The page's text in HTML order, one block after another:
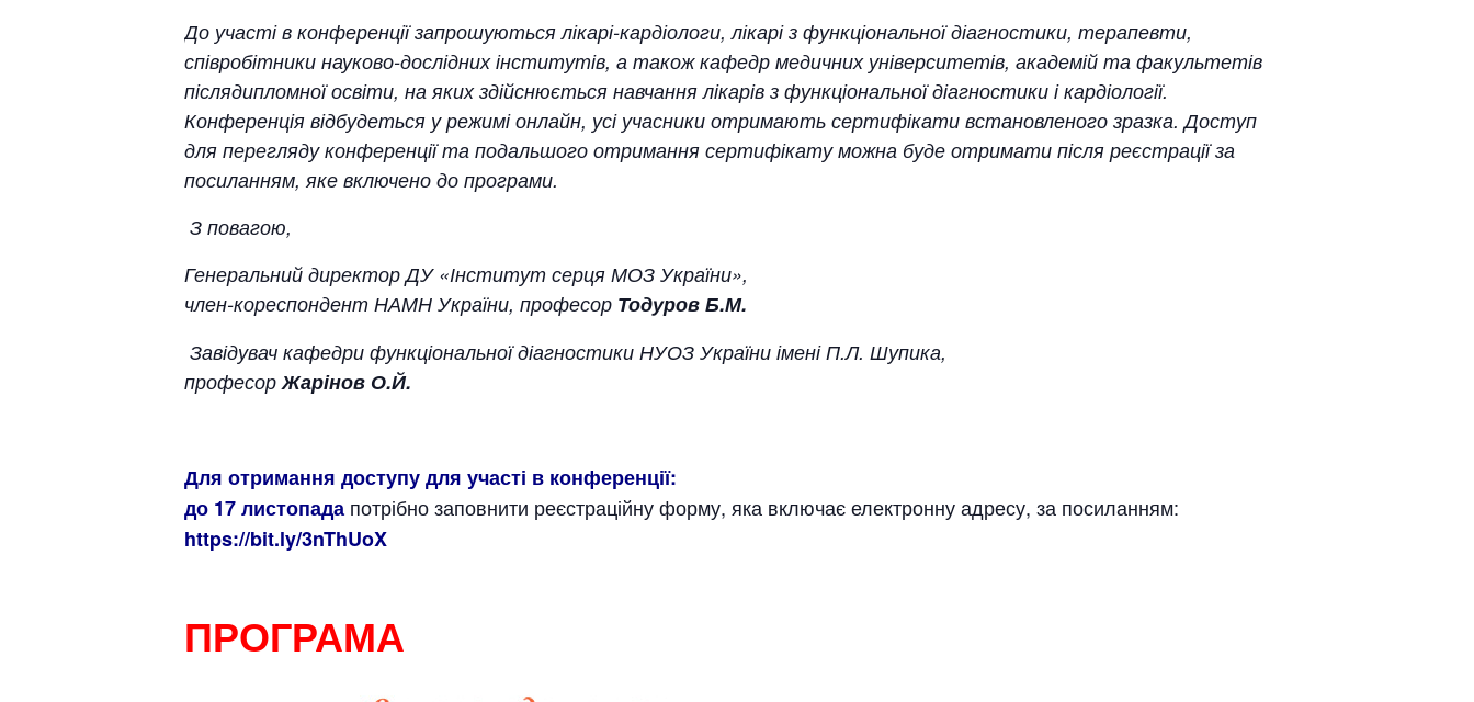
До участі в конференції запрошуються лікарі-кардіологи, лікарі з функціональної діагностики, терапевти,
співробітники науково-дослідних інститутів, а також кафедр медичних університетів, академій та факультетів
післядипломної освіти, на яких здійснюється навчання лікарів з функціональної діагностики і кардіології.
Конференція відбудеться у режимі онлайн, усі учасники отримають сертифікати встановленого зразка. Доступ
для перегляду конференції та подальшого отримання сертифікату можна буде отримати після реєстрації за
посиланням, яке включено до програми.
З повагою,
Генеральний директор ДУ «Інститут серця МОЗ України»,
член-кореспондент НАМН України, професор Тодуров Б.М.
Завідувач кафедри функціональної діагностики НУОЗ України імені П.Л. Шупика,
професорЖарінов О.Й.
Для отримання доступу для участі в конференції:
до 17 листопада потрібно заповнити реєстраційну форму, яка включає електронну адресу, за посиланням:
https://bit.ly/3nThUoX
ПРОГРАМА